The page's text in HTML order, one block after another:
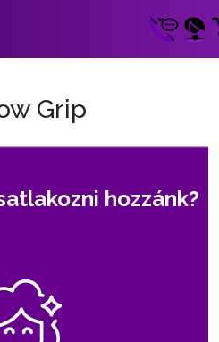
Grip
hozzánk?